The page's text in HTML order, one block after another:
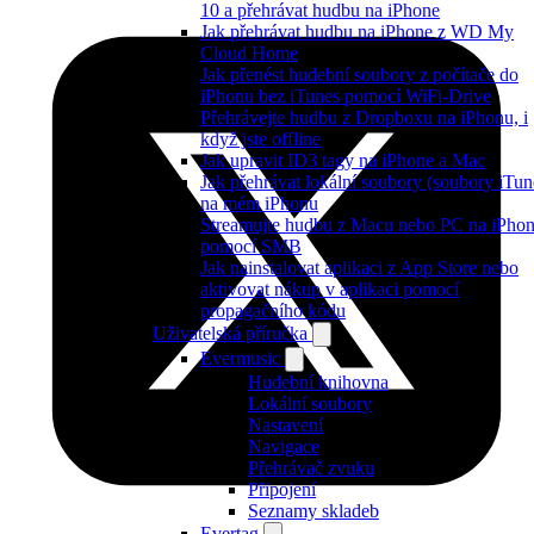
10 a přehrávat hudbu na iPhone
Jak přehrávat hudbu na iPhone z WD My
Cloud Home
Jak přenést hudební soubory z počítače do
iPhonu bez iTunes pomocí WiFi-Drive
Přehrávejte hudbu z Dropboxu na iPhonu, i
když jste offline
Jak upravit ID3 tagy na iPhone a Mac
Jak přehrávat lokální soubory (soubory
na mém iPhonu
Streamujte hudbu z Macu nebo PC na
pomocí SMB
Jak nainstalovat aplikaci z App Store nebo
aktivovat nákup v aplikaci pomocí
propagačního kódu
Uživatelská příručka
Evermusic
Hudební knihovna
Lokální soubory
Nastavení
Navigace
Přehrávač zvuku
Připojení
Seznamy skladeb